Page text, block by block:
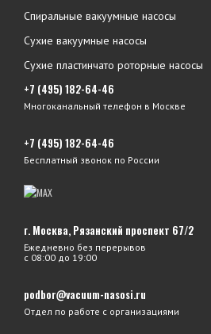
Спиральные вакуумные насосы
Сухие вакуумные насосы
Сухие пластинчато роторные насосы
+7 (495) 182-64-46
Многоканальный телефон в Москве
+7 (495) 182-64-46
Бесплатный звонок по России
г. Москва, Рязанский проспект 67/2
Ежедневно без перерывов
с 08:00 до 19:00
podbor@vacuum-nasosi.ru
Отдел по работе с организациями